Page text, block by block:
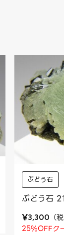
ぶどう石
ぶどう石
¥3,300 （
25%OFFク